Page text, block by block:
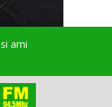
ami